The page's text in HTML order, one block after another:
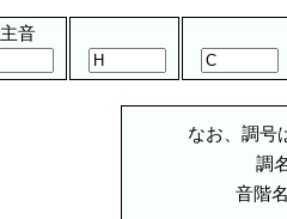
主音
なお、調号
調
音階